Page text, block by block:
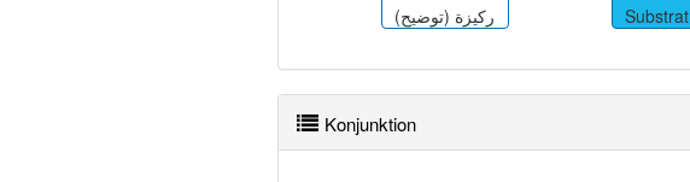
ركيزة (توضيح)
Substrat
Konjunktion